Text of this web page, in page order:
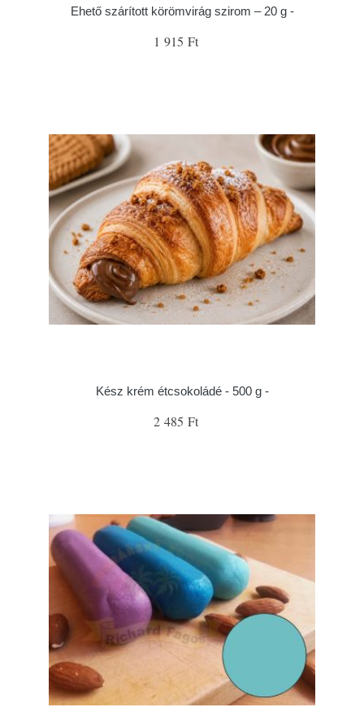
Ehető szárított körömvirág szirom – 20 g -
1 915 Ft
Kész krém étcsokoládé - 500 g -
2 485 Ft